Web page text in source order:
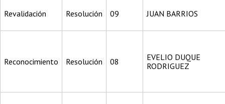
Revalidación Resolución 09 JUAN BARRIOS
Reconocimiento Resolución 08
EVELIO DUQUE
RODRIGUEZ